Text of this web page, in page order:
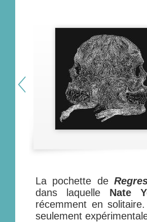
La pochette de
dans laquelle Nate
récemment en
seulement